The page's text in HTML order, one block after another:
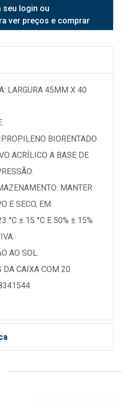
seu login ou
ver preços e comprar
LARGURA 45MM X 40
BIORENTADO
ACRÍLICO A BASE DE
MANTER
E SECO, EM
°C ± 15 °C E 50% ± 15%
AO SOL.
DA CAIXA COM 20